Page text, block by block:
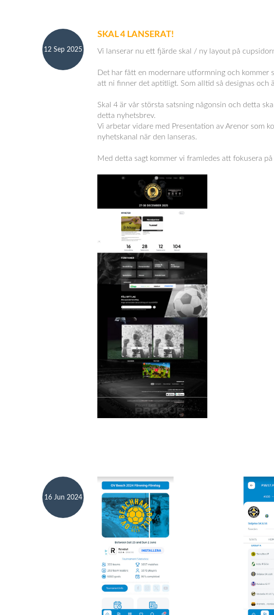
12 Sep 2025
SKAL 4 LANSERAT!
Vi lanserar nu ett fjärde skal / ny layout på
Det har fått en modernare utformning och kommer
att ni finner det aptitligt. Som alltid så designas och
Skal 4 är vår största satsning någonsin och detta
detta nyhetsbrev.
Vi arbetar vidare med Presentation av Arenor
nyhetskanal när den lanseras.
Med detta sagt kommer vi framledes att fokusera
16 Jun 2024